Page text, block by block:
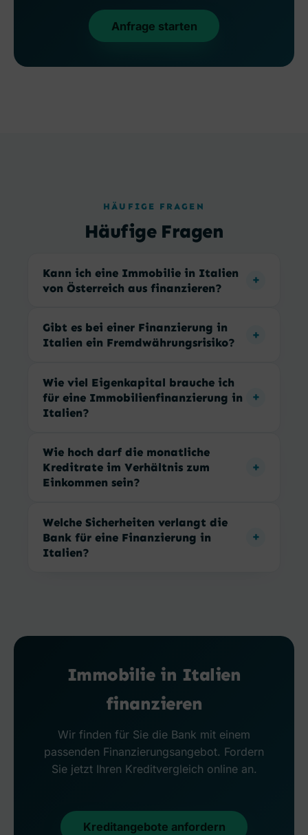
Anfrage starten
HÄUFIGE FRAGEN
Häufige Fragen
Kann ich eine Immobilie in Italien
von Österreich aus finanzieren?
Gibt es bei einer Finanzierung in
Italien ein Fremdwährungsrisiko?
Wie viel Eigenkapital brauche ich
für eine Immobilienfinanzierung in
Italien?
Wie hoch darf die monatliche
Kreditrate im Verhältnis zum
Einkommen sein?
Welche Sicherheiten verlangt die
Bank für eine Finanzierung in
Italien?
Immobilie in Italien
finanzieren
Wir finden für Sie die Bank mit einem
passenden Finanzierungsangebot. Fordern
Sie jetzt Ihren Kreditvergleich online an.
Kreditangebote anfordern